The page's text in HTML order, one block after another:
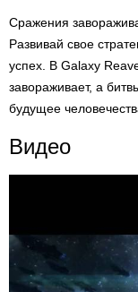
Сражения
Развивай свое
успех. В Galaxy
завораживает, а
будущее
Видео